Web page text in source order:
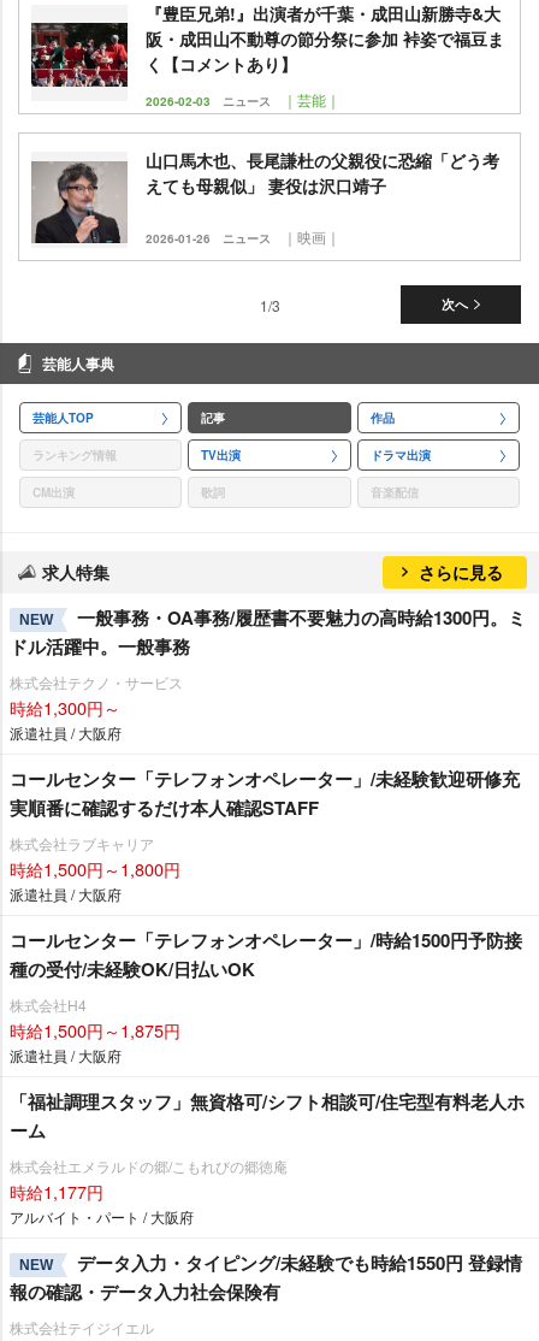
『豊臣兄弟!』出演者が千葉・成田山新勝寺&大
阪・成田山不動尊の節分祭に参加 裃姿で福豆ま
く【コメントあり】
2026-02-03 ニュース ｜芸能｜
山口馬木也、長尾謙杜の父親役に恐縮「どう考
えても母親似」 妻役は沢口靖子
2026-01-26 ニュース ｜映画｜
次へ
1/3
芸能人事典
芸能人TOP 記事 作品
ランキング情報 TV出演 ドラマ出演
CM出演 歌詞 音楽配信
求人特集 さらに見る
NEW
一般事務・OA事務/履歴書不要魅力の高時給1300円。ミ
ドル活躍中。一般事務
株式会社テクノ・サービス
時給1,300円～
派遣社員 / 大阪府
コールセンター「テレフォンオペレーター」/未経験歓迎研修充
実順番に確認するだけ本人確認STAFF
株式会社ラブキャリア
時給1,500円～1,800円
派遣社員 / 大阪府
コールセンター「テレフォンオペレーター」/時給1500円予防接
種の受付/未経験OK/日払いOK
株式会社H4
時給1,500円～1,875円
派遣社員 / 大阪府
「福祉調理スタッフ」無資格可/シフト相談可/住宅型有料老人ホ
ーム
株式会社エメラルドの郷/こもれびの郷徳庵
時給1,177円
アルバイト・パート / 大阪府
NEW
データ入力・タイピング/未経験でも時給1550円 登録情
報の確認・データ入力社会保険有
株式会社テイジイエル